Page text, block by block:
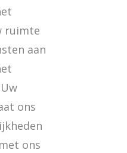
ruimte
aan
ons
ons